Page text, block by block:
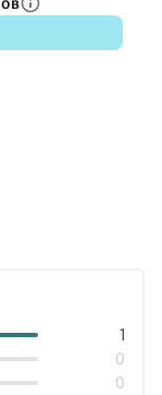
0
0
1